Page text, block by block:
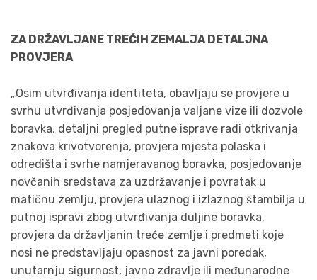
ZA DRŽAVLJANE TREĆIH ZEMALJA DETALJNA
PROVJERA
„Osim utvrđivanja identiteta, obavljaju se provjere u
svrhu utvrđivanja posjedovanja valjane vize ili dozvole
boravka, detaljni pregled putne isprave radi otkrivanja
znakova krivotvorenja, provjera mjesta polaska i
odredišta i svrhe namjeravanog boravka, posjedovanje
novčanih sredstava za uzdržavanje i povratak u
matičnu zemlju, provjera ulaznog i izlaznog štambilja u
putnoj ispravi zbog utvrđivanja duljine boravka,
provjera da državljanin treće zemlje i predmeti koje
nosi ne predstavljaju opasnost za javni poredak,
unutarnju sigurnost, javno zdravlje ili međunarodne